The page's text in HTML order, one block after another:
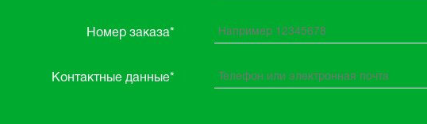
Номер заказа*
Контактные данные*